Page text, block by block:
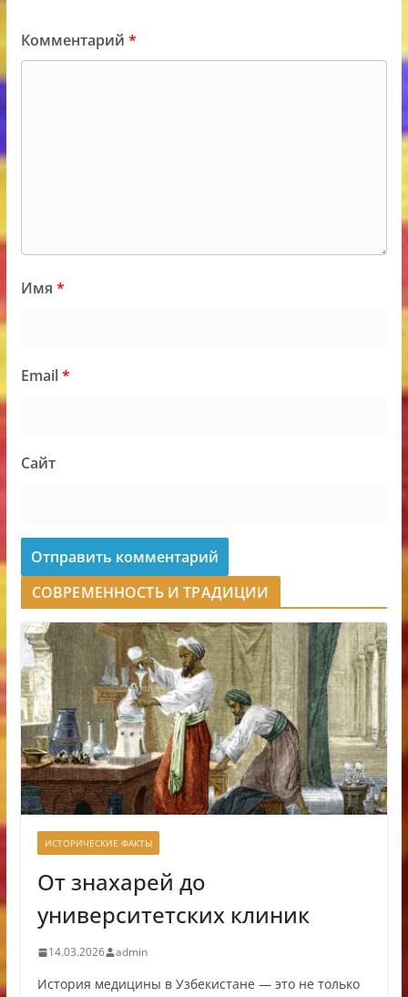
Комментарий *
Имя *
Email*
Сайт
СОВРЕМЕННОСТЬ И ТРАДИЦИИ
ИСТОРИЧЕСКИЕ ФАКТЫ
От знахарей до
университетских клиник
14.03.2026 admin
История медицины в Узбекистане — это не только